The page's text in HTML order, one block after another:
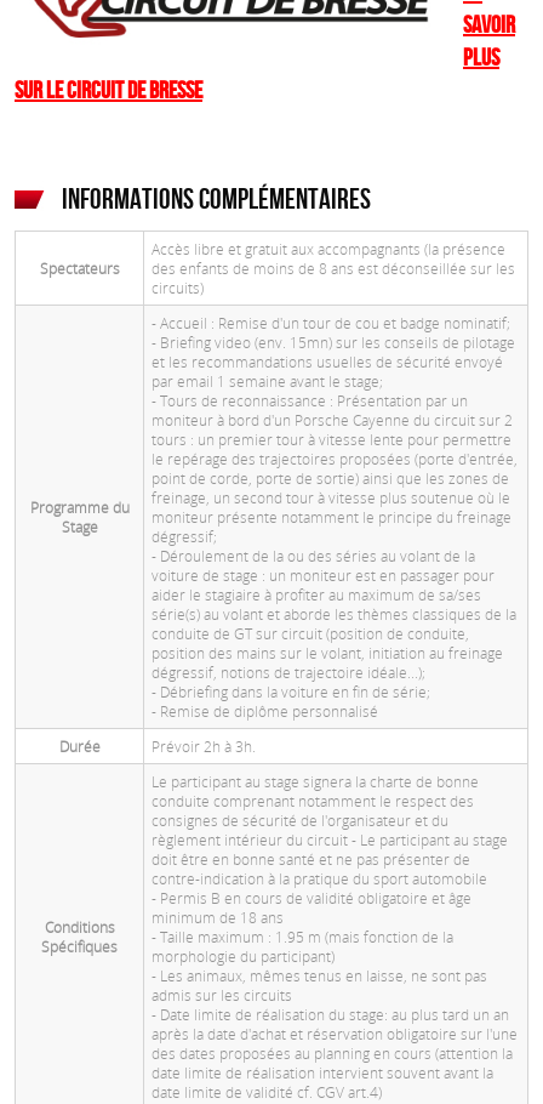
savoir
plus
sur le Circuit de Bresse
Informations complémentaires
Spectateurs
Accès libre et gratuit aux accompagnants (la présence
des enfants de moins de 8 ans est déconseillée sur les
circuits)
Programme du
Stage
- Accueil : Remise d'un tour de cou et badge nominatif;
- Briefing video (env. 15mn) sur les conseils de pilotage
et les recommandations usuelles de sécurité envoyé
par email 1 semaine avant le stage;
- Tours de reconnaissance : Présentation par un
moniteur à bord d'un Porsche Cayenne du circuit sur 2
tours : un premier tour à vitesse lente pour permettre
le repérage des trajectoires proposées (porte d'entrée,
point de corde, porte de sortie) ainsi que les zones de
freinage, un second tour à vitesse plus soutenue où le
moniteur présente notamment le principe du freinage
dégressif;
- Déroulement de la ou des séries au volant de la
voiture de stage : un moniteur est en passager pour
aider le stagiaire à profiter au maximum de sa/ses
série(s) au volant et aborde les thèmes classiques de la
conduite de GT sur circuit (position de conduite,
position des mains sur le volant, initiation au freinage
dégressif, notions de trajectoire idéale...);
- Débriefing dans la voiture en fin de série;
- Remise de diplôme personnalisé
Durée
Prévoir 2h à 3h.
Conditions
Spécifiques
Le participant au stage signera la charte de bonne
conduite comprenant notamment le respect des
consignes de sécurité de l'organisateur et du
règlement intérieur du circuit - Le participant au stage
doit être en bonne santé et ne pas présenter de
contre-indication à la pratique du sport automobile
- Permis B en cours de validité obligatoire et âge
minimum de 18 ans
- Taille maximum : 1.95 m (mais fonction de la
morphologie du participant)
- Les animaux, mêmes tenus en laisse, ne sont pas
admis sur les circuits
- Date limite de réalisation du stage: au plus tard un an
après la date d'achat et réservation obligatoire sur l'une
des dates proposées au planning en cours (attention la
date limite de réalisation intervient souvent avant la
date limite de validité cf. CGV art.4)